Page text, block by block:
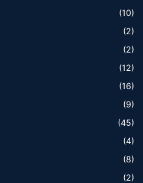
(10)
(2)
(2)
(12)
(16)
(9)
(45)
(4)
(8)
(2)